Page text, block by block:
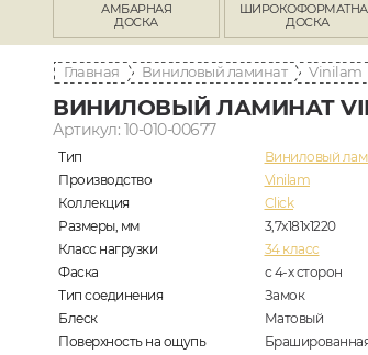
АМБАРНАЯ
ДОСКА
ДОСКА
Главная Виниловый ламинат Vinilam
ВИНИЛОВЫЙ ЛАМИНАТ
Артикул: 10-010-00677
Тип
Виниловый
Производство
Vinilam
Коллекция
Click
Размеры, мм
3,7х181х1220
Класс нагрузки
34 класс
Фаска
с 4-х сторон
Тип соединения
Замок
Блеск
Матовый
Поверхность на ощупь